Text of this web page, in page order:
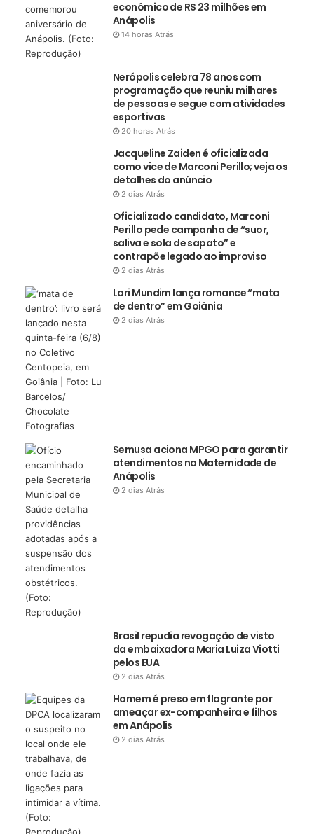
econômico de R$ 23 milhões em
Anápolis
14 horas Atrás
Nerópolis celebra 78 anos com
programação que reuniu milhares
de pessoas e segue com atividades
esportivas
20 horas Atrás
Jacqueline Zaiden é oficializada
como vice de Marconi Perillo; veja os
detalhes do anúncio
2 dias Atrás
Oficializado candidato, Marconi
Perillo pede campanha de “suor,
saliva e sola de sapato” e
contrapõe legado ao improviso
2 dias Atrás
Lari Mundim lança romance “mata
de dentro” em Goiânia
2 dias Atrás
Semusa aciona MPGO para garantir
atendimentos na Maternidade de
Anápolis
2 dias Atrás
Brasil repudia revogação de visto
da embaixadora Maria Luiza Viotti
pelos EUA
2 dias Atrás
Homem é preso em flagrante por
ameaçar ex-companheira e filhos
em Anápolis
2 dias Atrás